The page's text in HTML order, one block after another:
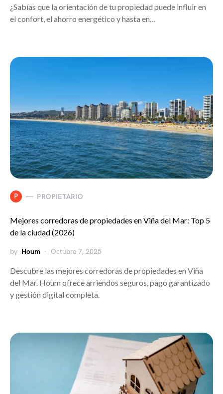
¿Sabías que la orientación de tu propiedad puede influir en
el confort, el ahorro energético y hasta en…
P PROPIETARIO
Mejores corredoras de propiedades en Viña del Mar: Top 5
de la ciudad (2026)
by Houm Octubre 7, 2025
Descubre las mejores corredoras de propiedades en Viña
del Mar. Houm ofrece arriendos seguros, pago garantizado
y gestión digital completa.